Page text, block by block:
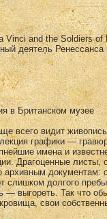
Vinci and the Soldiers
деятель Ренессанса
в Британском музее
всего видит
графики —
имена и
Драгоценные листы,
документам:
долгого
выгореть. Так что
свои